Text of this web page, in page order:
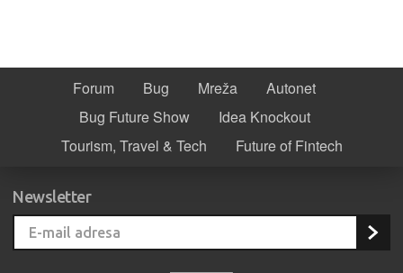
Forum Bug Mreža
Autonet
Bug Future Show
Idea Knockout
Tourism, Travel & Tech
Future of Fintech
Newsletter